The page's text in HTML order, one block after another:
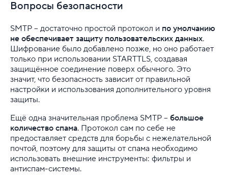
Вопросы безопасности
SMTP – достаточно простой протокол и по умолчанию
не обеспечивает защиту пользовательских данных.
Шифрование было добавлено позже, но оно работает
только при использовании STARTTLS, создавая
защищённое соединение поверх обычного. Это
значит, что безопасность зависит от правильной
настройки и использования дополнительного уровня
защиты.
Ещё одна значительная проблема SMTP – большое
количество спама. Протокол сам по себе не
предоставляет средств для борьбы с нежелательной
почтой, поэтому для защиты от спама необходимо
использовать внешние инструменты: фильтры и
антиспам-системы.